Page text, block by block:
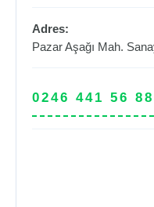
Adres:
Pazar Aşağı Mah.
0246 441 56 88